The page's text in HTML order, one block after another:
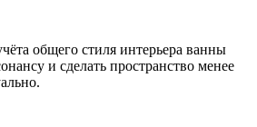
общего стиля интерьера ванны
и сделать пространство менее